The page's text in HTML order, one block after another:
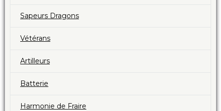
Sapeurs Dragons
Vétérans
Artilleurs
Batterie
Harmonie de Fraire